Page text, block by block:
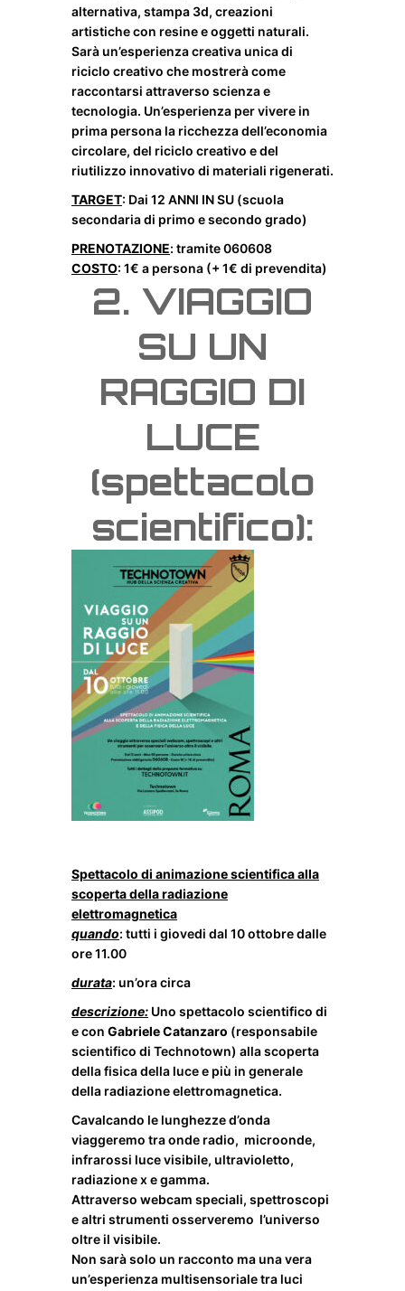
alternativa, stampa 3d, creazioni
artistiche con resine e oggetti naturali.
Sarà un’esperienza creativa unica di
riciclo creativo che mostrerà come
raccontarsi attraverso scienza e
tecnologia. Un’esperienza pervivere in
prima persona la ricchezza dell’economia
circolare, del riciclo creativo e del
riutilizzo innovativo di materiali rigenerati.
TARGET: Dai 12 ANNI IN SU (scuola
secondaria di primo e secondo grado)
PRENOTAZIONE: tramite 060608
COSTO: 1€ a persona (+ 1€ di prevendita)
2. VIAGGIO
SU UN
RAGGIO DI
LUCE
(spettacolo
scientifico):
Spettacolo di animazione scientifica alla
scoperta della radiazione
elettromagnetica
quando: tutti i giovedi dal 10 ottobre dalle
ore 11.00
durata: un’ora circa
descrizione: Uno spettacolo scientifico di
e con Gabriele Catanzaro (responsabile
scientifico di Technotown) alla scoperta
della fisica della luce e più in generale
della radiazione elettromagnetica.
Cavalcando le lunghezze d’onda
viaggeremo tra onde radio, microonde,
infrarossi luce visibile, ultravioletto,
radiazione x e gamma.
Attraverso webcam speciali, spettroscopi
e altri strumenti osserveremo l’universo
oltre il visibile.
Non sarà solo un racconto ma una vera
un’esperienza multisensoriale tra luci